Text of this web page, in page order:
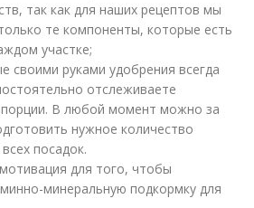
так как для наших рецептов мы
те компоненты, которые есть
участке;
своими руками удобрения всегда
отслеживаете
В любой момент можно за
нужное количество
посадок.
для того, чтобы
минеральную подкормку для